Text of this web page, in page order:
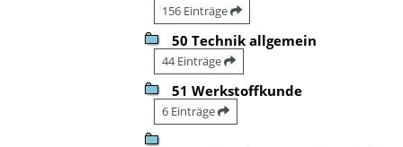
156 Einträge
50 Technik allgemein
44 Einträge
51 Werkstoffkunde
6 Einträge